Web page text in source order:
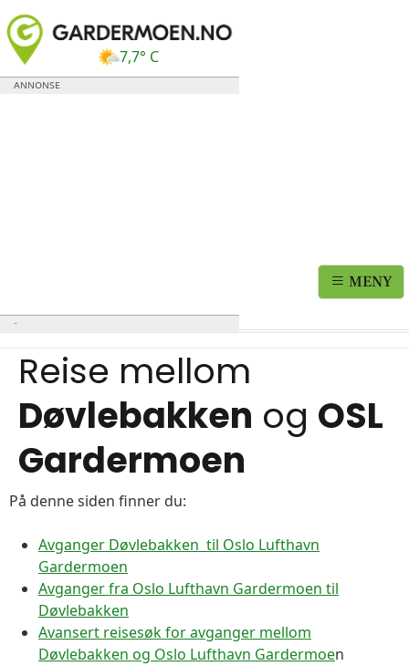
7,7° C
MENY
Reise mellom
Døvlebakken og OSL
Gardermoen
På denne siden finner du:
Avganger Døvlebakken til Oslo Lufthavn
Gardermoen
Avganger fra Oslo Lufthavn Gardermoen til
Døvlebakken
Avansert reisesøk for avganger mellom
Døvlebakken og Oslo Lufthavn Gardermoen